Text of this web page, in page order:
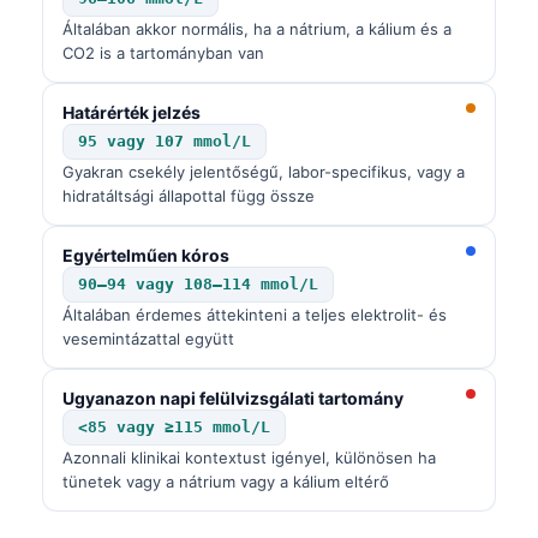
Általában akkor normális, ha a nátrium, a kálium és a
CO2 is a tartományban van
Határérték jelzés
95 vagy 107 mmol/L
Gyakran csekély jelentőségű, labor-specifikus, vagy a
hidratáltsági állapottal függ össze
Egyértelműen kóros
90–94 vagy 108–114 mmol/L
Általában érdemes áttekinteni a teljes elektrolit- és
vesemintázattal együtt
Ugyanazon napi felülvizsgálati tartomány
<85 vagy ≥115 mmol/L
Azonnali klinikai kontextust igényel, különösen ha
tünetek vagy a nátrium vagy a kálium eltérő